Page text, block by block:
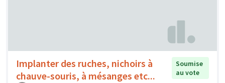
Implanter des ruches, nichoirs à
chauve-souris, à mésanges etc...
Soumise
au vote